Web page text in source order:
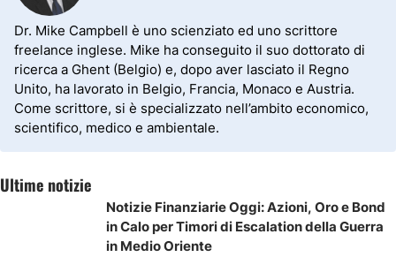
Dr. Mike Campbell è uno scienziato ed uno scrittore
freelance inglese. Mike ha conseguito il suo dottorato di
ricerca a Ghent (Belgio) e, dopo aver lasciato il Regno
Unito, ha lavorato in Belgio, Francia, Monaco e Austria.
Come scrittore, si è specializzato nell’ambito economico,
scientifico, medico e ambientale.
Ultime notizie
Notizie Finanziarie Oggi: Azioni, Oro e Bond
in Calo per Timori di Escalation della Guerra
in Medio Oriente